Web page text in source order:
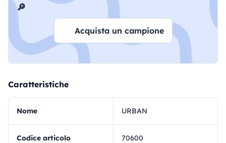
🔎
Acquista un campione
Caratteristiche
Nome URBAN
Codice articolo 70600